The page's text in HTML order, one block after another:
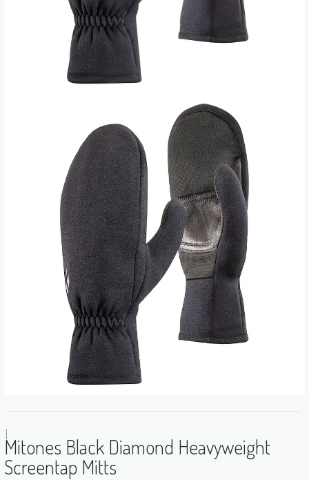
|
Mitones Black Diamond Heavyweight
Screentap Mitts